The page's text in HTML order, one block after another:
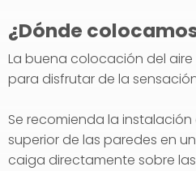
¿Dónde
La buena colocación del
para disfrutar de la
Se recomienda la
superior de las paredes en
caiga directamente sobre